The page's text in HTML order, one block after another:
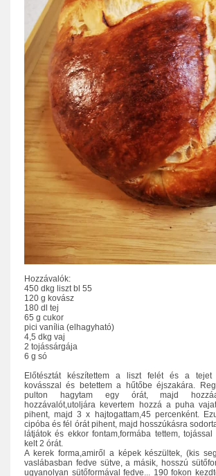
Hozzávalók:
450 dkg liszt bl 55
120 g kovász
180 dl tej
65 g cukor
pici vanília (elhagyható)
4,5 dkg vaj
2 tojássárgája
6 g só
Előtésztát készítettem a liszt felét és a tejet
kovásszal és betettem a hűtőbe éjszakára.
pulton hagytam egy órát, majd
hozzávalót,utoljára kevertem hozzá a puha
pihent, majd 3 x hajtogattam,45 percenként.
cipóba és fél órát pihent, majd hosszúkásra
látjátok és ekkor fontam,formába tettem,
kelt 2 órát.
A kerek forma,amiről a képek készültek, (kis
vaslábasban fedve sütve, a másik, hosszú
ugyanolyan sütőformával fedve... 190 fokon